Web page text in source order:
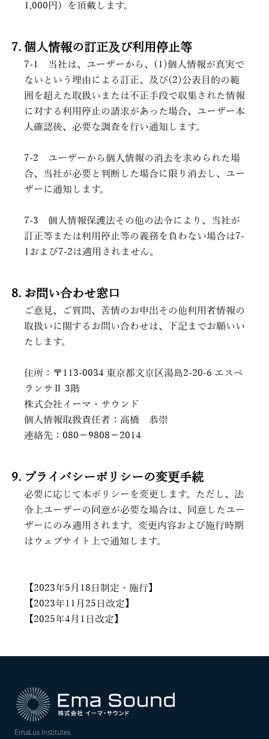
1,000円）を頂戴します。
個人情報の訂正及び利用停止等
7-1
当社は、ユーザーから、(1)個人情報が真実で
ないという理由による訂正、及び(2)公表目的の範
囲を超えた取扱いまたは不正手段で収集された情報
に対する利用停止の請求があった場合、ユーザー本
人確認後、必要な調査を行い通知します。
7-2 ユーザーから個人情報の消去を求められた場
合、当社が必要と判断した場合に限り消去し、ユー
ザーに通知します。
7-3 個人情報保護法その他の法令により、当社が
訂正等または利用停止等の義務を負わない場合は7-
1および7-2は適用されません。
お問い合わせ窓口
ご意見、ご質問、苦情のお申出その他利用者情報の
取扱いに関するお問い合わせは、下記までお願いい
たします。
住所：〒113-0034 東京都文京区湯島2-20-6 エスペ
ランサⅡ 3階
株式会社イーマ・サウンド
個人情報取扱責任者：高橋 恭崇
連絡先：080−9808−2014
プライバシーポリシーの変更手続
必要に応じて本ポリシーを変更します。ただし、法
令上ユーザーの同意が必要な場合は、同意したユー
ザーにのみ適用されます。変更内容および施行時期
はウェブサイト上で通知します。
【2023年5月18日制定・施行】
【2023年11月25日改定】
【2025年4月1日改定】
EmaLux Institutes